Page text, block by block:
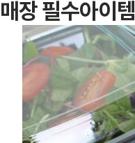
매장 필수아이템